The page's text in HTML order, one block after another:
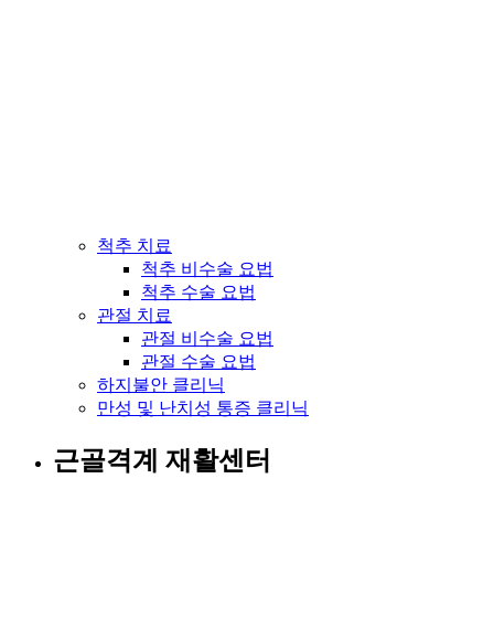
척추 치료
척추 비수술 요법
척추 수술 요법
관절 치료
관절 비수술 요법
관절 수술 요법
하지불안 클리닉
만성 및 난치성 통증 클리닉
근골격계 재활센터